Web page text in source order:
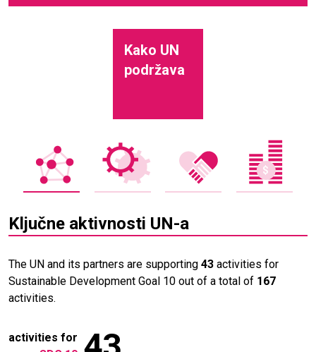
Kako UN
podržava
Ključne aktivnosti UN-a
The UN and its partners are supporting 43 activities for
Sustainable Development Goal 10 out of a total of 167
activities.
activities for